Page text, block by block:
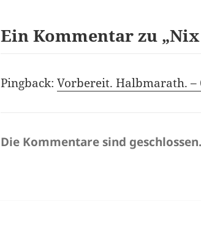
Ein Kommentar zu
Pingback:Vorbereit. Halbmarath.
Die Kommentare sind geschlossen.